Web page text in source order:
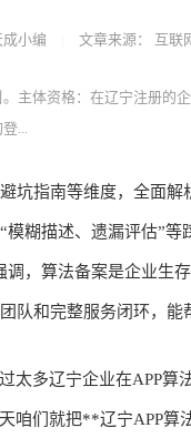
成小编 文章来源： 互联
主体资格：在辽宁注册的
...
指南等维度，全面解
糊描述、遗漏评估”
，算法备案是企业生
队和完整服务闭环，能
多辽宁企业在APP
咱们就把**辽宁APP